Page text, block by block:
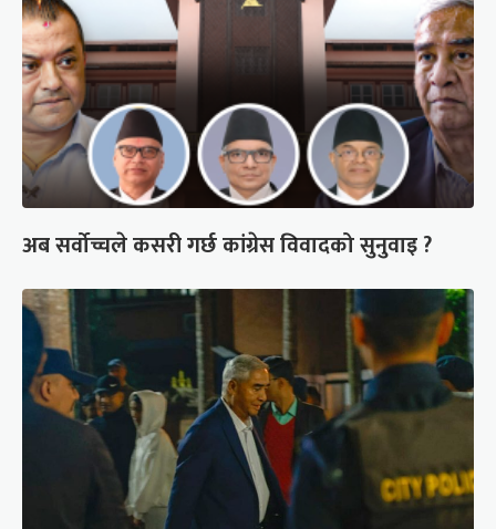
अब सर्वोच्चले कसरी गर्छ कांग्रेस विवादको सुनुवाइ ?